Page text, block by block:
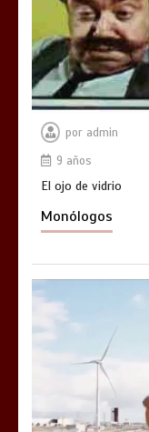
por admin
9 años
El ojo de vidrio
Monólogos